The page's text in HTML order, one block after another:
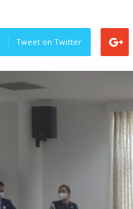
Tweet on Twitter